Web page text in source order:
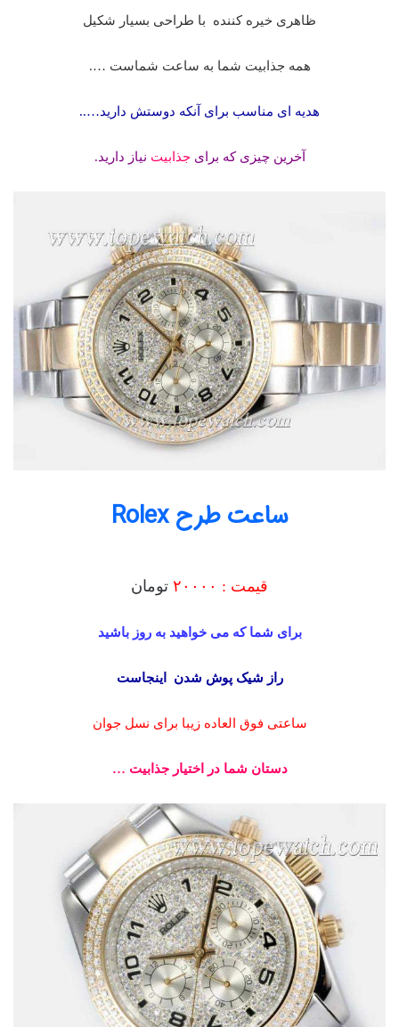
ظاهری خیره کننده با طراحی بسیار شکیل
همه جذابیت شما به ساعت شماست ….
هدیه ای مناسب برای آنکه دوستش دارید…..
آخرین چیزی که برایجذابیت نیاز دارید.
ساعت طرح Rolex
قیمت : ۲۰۰۰۰ تومان
برای شما که می خواهید به روز باشید
راز شیک پوش شدن اینجاست
ساعتی فوق العاده زیبا برای نسل جوان
دستان شما در اختیار جذابیت …